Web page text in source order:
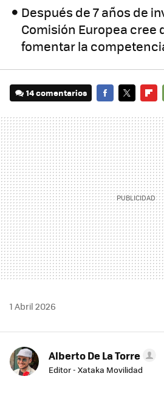
Después de 7 años de
Comisión Europea cree
fomentar la
14 comentarios
1 Abril 2026
Alberto De La Torre
Editor - Xataka Movilidad